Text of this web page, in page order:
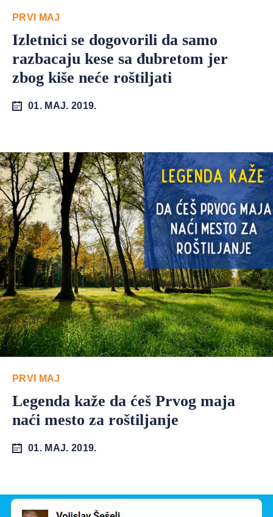
PRVI MAJ
Izletnici se dogovorili da samo
razbacaju kese sa đubretom jer
zbog kiše neće roštiljati
01. MAJ. 2019.
PRVI MAJ
Legenda kaže da ćeš Prvog maja
naći mesto za roštiljanje
01. MAJ. 2019.